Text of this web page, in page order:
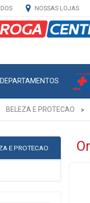
NOSSAS LOJAS
DEPARTAMENTOS
BELEZA E PROTECAO
E PROTECAO